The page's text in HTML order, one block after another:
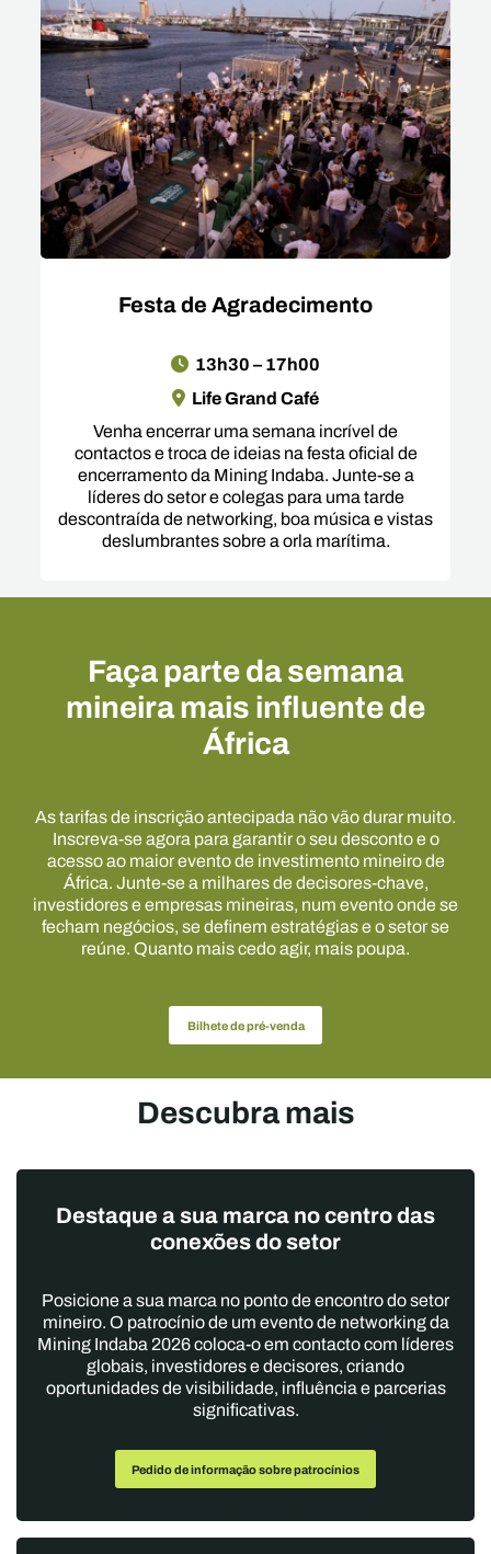
Festa de Agradecimento
13h30 – 17h00
Life Grand Café
Venha encerrar uma semana incrível de
contactos e troca de ideias na festa oficial de
encerramento da Mining Indaba. Junte-se a
líderes do setor e colegas para uma tarde
descontraída de networking, boa música e vistas
deslumbrantes sobre a orla marítima.
Faça parte da semana
mineira mais influente de
África
As tarifas de inscrição antecipada não vão durar muito.
Inscreva-se agora para garantir o seu desconto e o
acesso ao maior evento de investimento mineiro de
África. Junte-se a milhares de decisores-chave,
investidores e empresas mineiras, num evento onde se
fecham negócios, se definem estratégias e o setor se
reúne. Quanto mais cedo agir, mais poupa.
Bilhete de pré-venda
Descubra mais
Destaque a sua marca no centro das
conexões do setor
Posicione a sua marca no ponto de encontro do setor
mineiro. O patrocínio de um evento de networking da
Mining Indaba 2026 coloca-o em contacto com líderes
globais, investidores e decisores, criando
oportunidades de visibilidade, influência e parcerias
significativas.
Pedido de informação sobre patrocínios